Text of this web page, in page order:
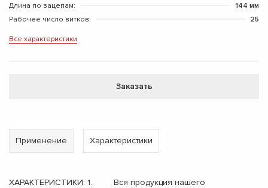
Длина по зацепам:
144 мм
Рабочее число витков:
25
Все характеристики
Заказать
Применение Характеристики
ХАРАКТЕРИСТИКИ: 1. Вся продукция нашего